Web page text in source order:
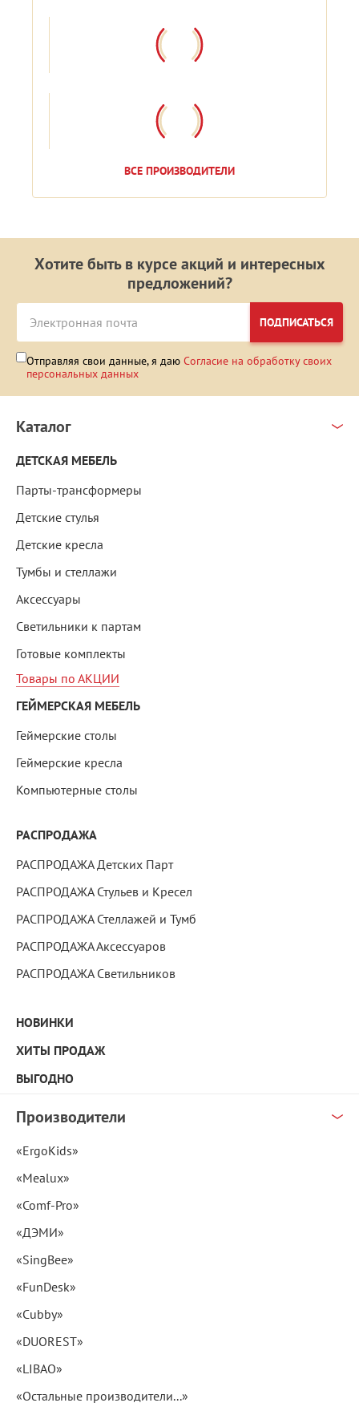
ВСЕ ПРОИЗВОДИТЕЛИ
Хотите быть в курсе акций и интересных
предложений?
ПОДПИСАТЬСЯ
Отправляя свои данные, я даю Согласие на обработку своих
персональных данных
Каталог
ДЕТСКАЯ МЕБЕЛЬ
Парты-трансформеры
Детские стулья
Детские кресла
Тумбы и стеллажи
Аксессуары
Светильники к партам
Готовые комплекты
Товары по АКЦИИ
ГЕЙМЕРСКАЯ МЕБЕЛЬ
Геймерские столы
Геймерские кресла
Компьютерные столы
РАСПРОДАЖА
РАСПРОДАЖА Детских Парт
РАСПРОДАЖА Стульев и Кресел
РАСПРОДАЖА Стеллажей и Тумб
РАСПРОДАЖА Аксессуаров
РАСПРОДАЖА Светильников
НОВИНКИ
ХИТЫ ПРОДАЖ
ВЫГОДНО
Производители
«ErgoKids»
«Mealux»
«Comf-Pro»
«ДЭМИ»
«SingBee»
«FunDesk»
«Cubby»
«DUOREST»
«LIBAO»
«Остальные производители...»